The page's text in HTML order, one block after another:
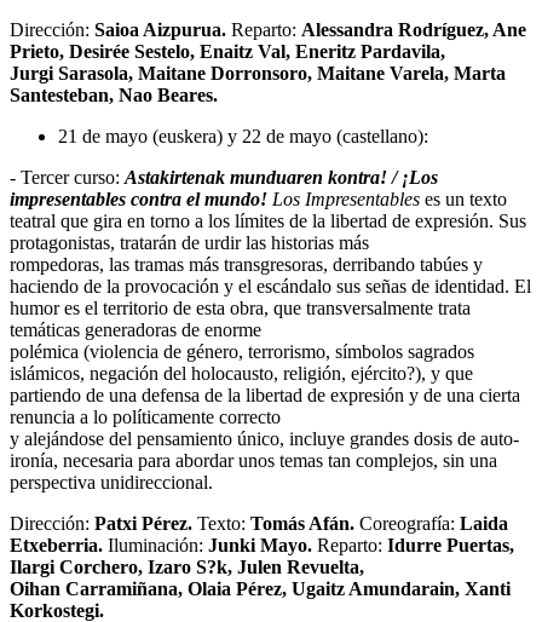
Dirección: Saioa Aizpurua. Reparto: Alessandra Rodríguez, Ane
Prieto, Desirée Sestelo, Enaitz Val, Eneritz Pardavila,
Jurgi Sarasola, Maitane Dorronsoro, Maitane Varela, Marta
Santesteban, Nao Beares.
21 de mayo (euskera) y 22 de mayo (castellano):
- Tercer curso: Astakirtenak munduaren kontra! / ¡Los
impresentables contra el mundo! Los Impresentables es un texto
teatral que gira en torno a los límites de la libertad de expresión. Sus
protagonistas, tratarán de urdir las historias más
rompedoras, las tramas más transgresoras, derribando tabúes y
haciendo de la provocación y el escándalo sus señas de identidad. El
humor es el territorio de esta obra, que transversalmente trata
temáticas generadoras de enorme
polémica (violencia de género, terrorismo, símbolos sagrados
islámicos, negación del holocausto, religión, ejército?), y que
partiendo de una defensa de la libertad de expresión y de una cierta
renuncia a lo políticamente correcto
y alejándose del pensamiento único, incluye grandes dosis de auto-
ironía, necesaria para abordar unos temas tan complejos, sin una
perspectiva unidireccional.
Dirección: Patxi Pérez. Texto: Tomás Afán. Coreografía: Laida
Etxeberria. Iluminación: Junki Mayo. Reparto: Idurre Puertas,
Ilargi Corchero, Izaro S?k, Julen Revuelta,
Oihan Carramiñana, Olaia Pérez, Ugaitz Amundarain, Xanti
Korkostegi.